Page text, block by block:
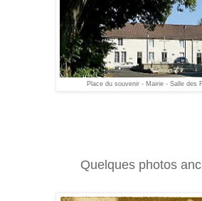
Place du souvenir - Mairie - Salle des
Quelques photos